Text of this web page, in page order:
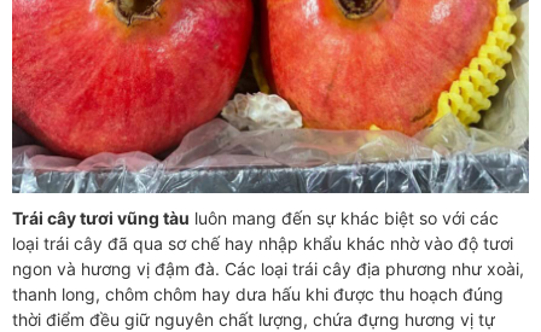
Trái cây tươi vũng tàu luôn mang đến sự khác biệt so với các
loại trái cây đã qua sơ chế hay nhập khẩu khác nhờ vào độ tươi
ngon và hương vị đậm đà. Các loại trái cây địa phương như xoài,
thanh long, chôm chôm hay dưa hấu khi được thu hoạch đúng
thời điểm đều giữ nguyên chất lượng, chứa đựng hương vị tự